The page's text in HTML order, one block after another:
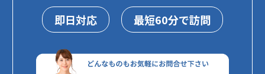
即日対応
最短60分で訪問